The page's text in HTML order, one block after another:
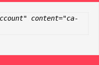
content="ca-